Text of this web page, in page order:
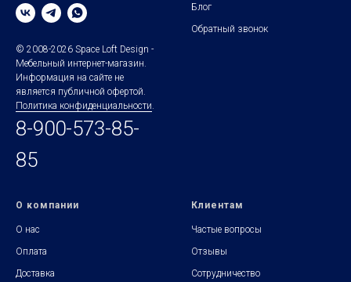
© 2008-2026 Space Loft Design -
Мебельный интернет-магазин.
Информация на сайте не
является публичной офертой.
Политика конфиденциальности
8-900-573-85-
85
Блог
Обратный звонок
О компании
О нас
Оплата
Доставка
Клиентам
Частые вопросы
Отзывы
Сотрудничество